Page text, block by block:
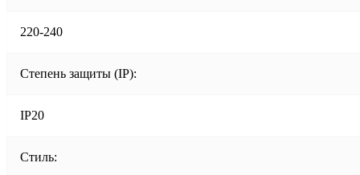
220-240
Степень защиты (IP):
IP20
Стиль: